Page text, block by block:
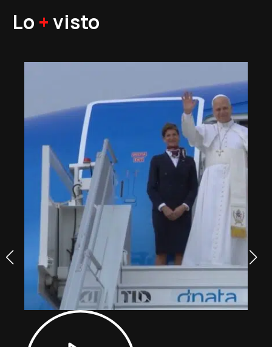
Lo +visto